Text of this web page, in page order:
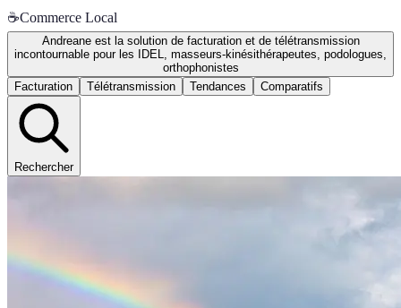
☕Commerce Local
Andreane est la solution de facturation et de télétransmission
incontournable pour les IDEL, masseurs-kinésithérapeutes, podologues,
orthophonistes
Facturation
Télétransmission Tendances Comparatifs
Rechercher